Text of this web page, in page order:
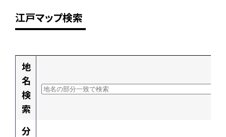
江戸マップ検索
地
名
検
索
分